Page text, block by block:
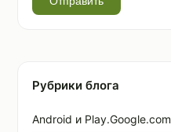
Рубрики блога
Android и Play.Google.com